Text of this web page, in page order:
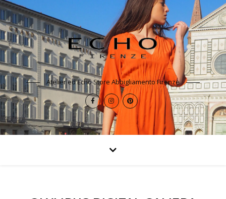
Atelier ed Echo Store Abbigliamento Firenze